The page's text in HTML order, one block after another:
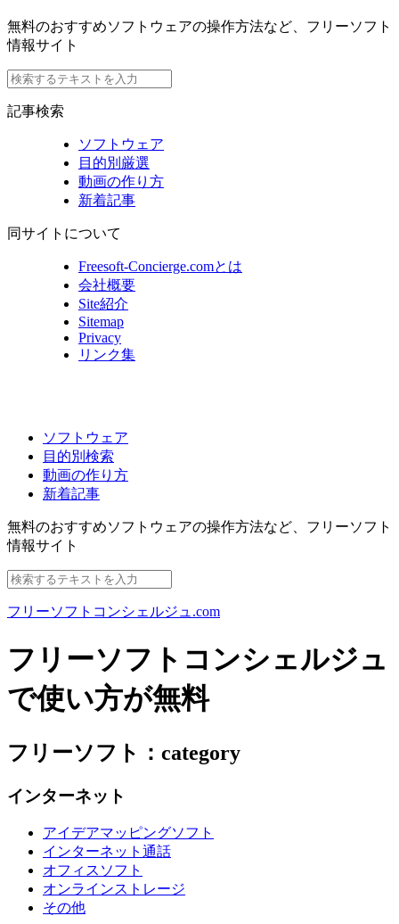
無料のおすすめソフトウェアの操作方法など、フリーソフト
情報サイト
記事検索
ソフトウェア
目的別厳選
動画の作り方
新着記事
同サイトについて
Freesoft-Concierge.comとは
会社概要
Site紹介
Sitemap
Privacy
リンク集
ソフトウェア
目的別検索
動画の作り方
新着記事
無料のおすすめソフトウェアの操作方法など、 フリーソフト
情報サイト
フリーソフトコンシェルジュ.com
フリーソフトコンシェルジュ
で使い方が無料
フリーソフト：category
インターネット
アイデアマッピングソフト
インターネット通話
オフィスソフト
オンラインストレージ
その他